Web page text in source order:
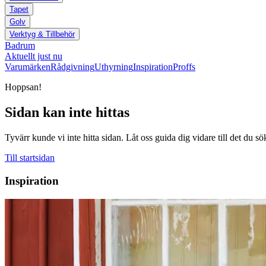
Tapet
Golv
Verktyg & Tillbehör
Badrum
Aktuellt just nu
VarumärkenRådgivningUthyrningInspirationProffs
Hoppsan!
Sidan kan inte hittas
Tyvärr kunde vi inte hitta sidan. Låt oss guida dig vidare till det du
Till startsidan
Inspiration